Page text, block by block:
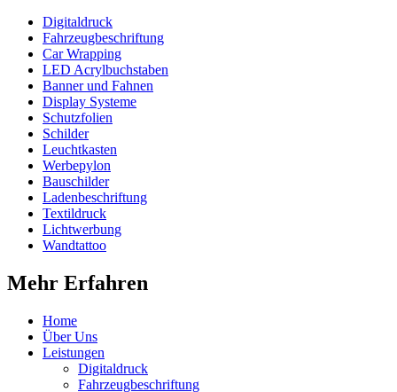
Digitaldruck
Fahrzeugbeschriftung
Car Wrapping
LED Acrylbuchstaben
Banner und Fahnen
Display Systeme
Schutzfolien
Schilder
Leuchtkasten
Werbepylon
Bauschilder
Ladenbeschriftung
Textildruck
Lichtwerbung
Wandtattoo
Mehr Erfahren
Home
Über Uns
Leistungen
Digitaldruck
Fahrzeugbeschriftung